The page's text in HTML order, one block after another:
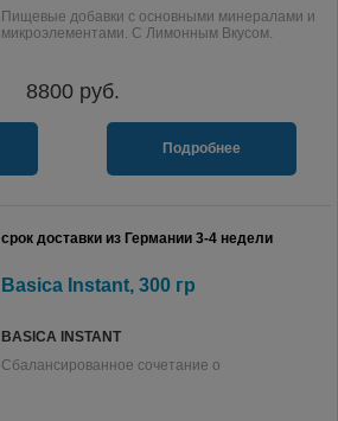
Пищевые добавки с основными минералами и
микроэлементами. С Лимонным Вкусом.
8800руб.
Подробнее
срок доставки из Германии 3-4 недели
Basica Instant, 300 гр
BASICA INSTANT
Сбалансированное сочетание о